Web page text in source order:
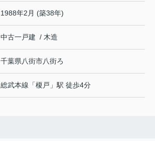
1988年2月 (築38年)
中古一戸建 / 木造
千葉県八街市八街ろ
総武本線 「榎戸 」駅 徒歩4分